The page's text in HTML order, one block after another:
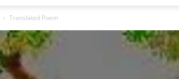
Translated Poem